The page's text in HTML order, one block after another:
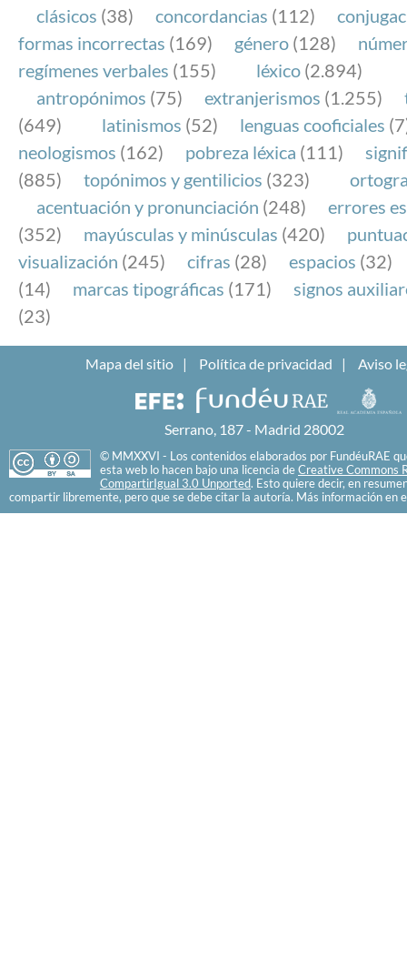
clásicos (38) concordancias (112)
formas incorrectas (169) género (128)
regímenes verbales (155) léxico (2.894)
antropónimos (75) extranjerismos (1.255)
(649)
latinismos (52) lenguas cooficiales
neologismos (162) pobreza léxica (111)
(885)
topónimos y gentilicios (323)
acentuación y pronunciación (248)
errores
(352)
mayúsculas y minúsculas (420)
visualización (245) cifras (28) espacios (32)
(14)
marcas tipográficas (171)
signos
(23)
Mapa del sitio Política de privacidad Aviso
Serrano, 187 - Madrid 28002
© MMXXVI - Los contenidos elaborados por FundéuRAE
esta web lo hacen bajo una licencia de Creative Commons
CompartirIgual 3.0 Unported. Esto quiere decir, en
compartir libremente, pero que se debe citar la autoría. Más información en